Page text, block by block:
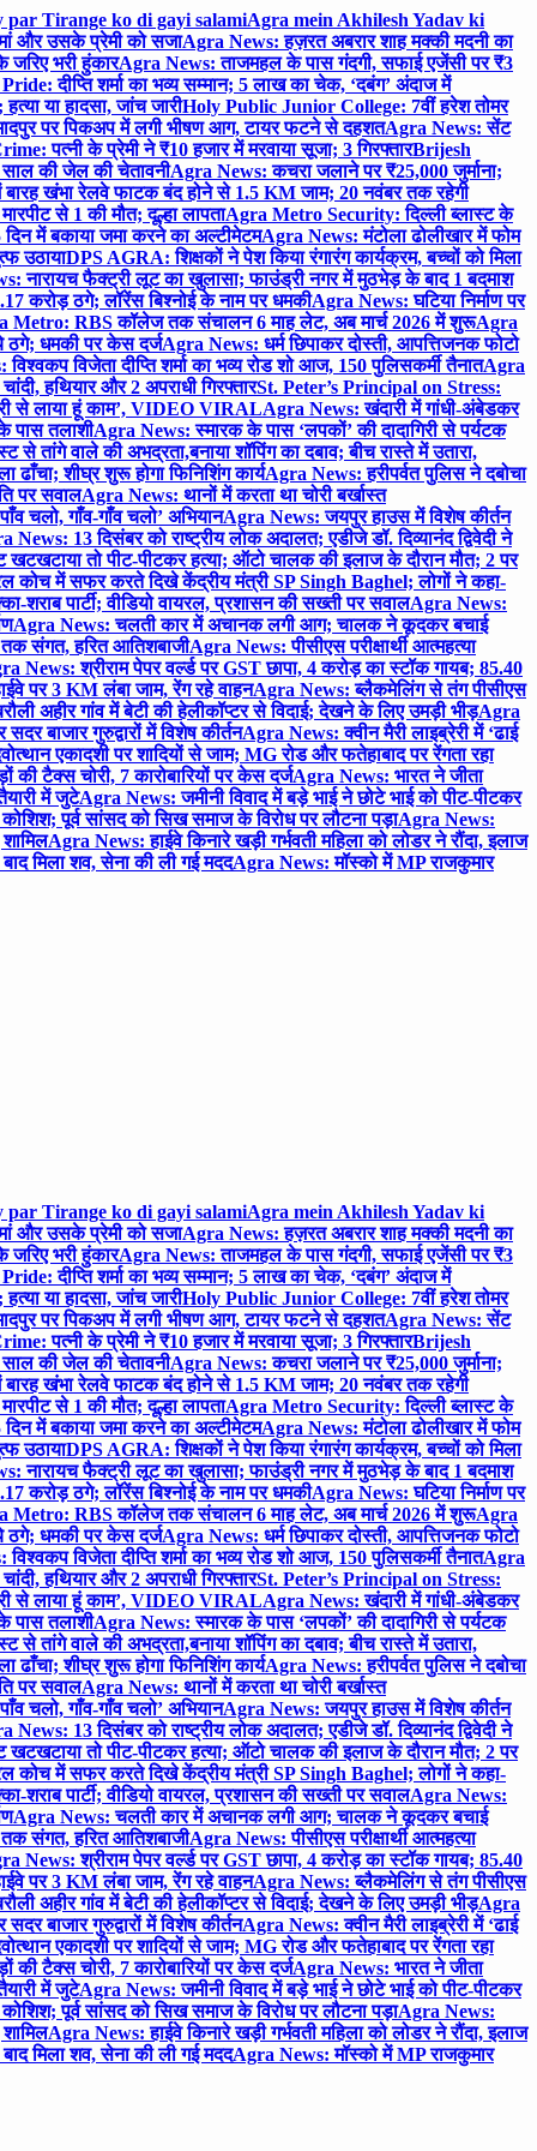
par Tirange ko di gayi salamiAgra mein Akhilesh Yadav ki
और उसके प्रेमी को सजाAgra News: हज़रत अबरार शाह मक्की मदनी का
भरी हुंकारAgra News: ताजमहल के पास गंदगी, सफाई एजेंसी पर ₹3
दीप्ति शर्मा का भव्य सम्मान; 5 लाख का चेक, ‘दबंग’ अंदाज में
या हादसा, जांच जारीHoly Public Junior College: 7वीं हरेश तोमर
पर पिकअप में लगी भीषण आग, टायर फटने से दहशतAgra News: सेंट
पत्नी के प्रेमी ने ₹10 हजार में मरवाया सूजा; 3 गिरफ्तारBrijesh
की जेल की चेतावनीAgra News: कचरा जलाने पर ₹25,000 जुर्माना;
खंभा रेलवे फाटक बंद होने से 1.5 KM जाम; 20 नवंबर तक रहेगी
से 1 की मौत; दूल्हा लापताAgra Metro Security: दिल्ली ब्लास्ट के
में बकाया जमा करने का अल्टीमेटमAgra News: मंटोला ढोलीखार में फोम
उठायाDPS AGRA: शिक्षकों ने पेश किया रंगारंग कार्यक्रम, बच्चों को मिला
नारायच फैक्ट्री लूट का खुलासा; फाउंड्री नगर में मुठभेड़ के बाद 1 बदमाश
करोड़ ठगे; लॉरेंस बिश्नोई के नाम पर धमकीAgra News: घटिया निर्माण पर
Metro: RBS कॉलेज तक संचालन 6 माह लेट, अब मार्च 2026 में शुरूAgra
ठगे; धमकी पर केस दर्जAgra News: धर्म छिपाकर दोस्ती, आपत्तिजनक फोटो
विजेता दीप्ति शर्मा का भव्य रोड शो आज, 150 पुलिसकर्मी तैनातAgra
हथियार और 2 अपराधी गिरफ्तारSt. Peter’s Principal on Stress:
से लाया हूं काम’, VIDEO VIRALAgra News: खंदारी में गांधी-अंबेडकर
पास तलाशीAgra News: स्मारक के पास ‘लपकों’ की दादागिरी से पर्यटक
तांगे वाले की अभद्रता,बनाया शॉपिंग का दबाव; बीच रास्ते में उतारा,
शीघ्र शुरू होगा फिनिशिंग कार्यAgra News: हरीपर्वत पुलिस ने दबोचा
पर सवालAgra News: थानों में करता था चोरी बर्खास्त
चलो, गाँव-गाँव चलो’ अभियानAgra News: जयपुर हाउस में विशेष कीर्तन
News: 13 दिसंबर को राष्ट्रीय लोक अदालत; एडीजे डॉ. दिव्यानंद द्विवेदी ने
तो पीट-पीटकर हत्या; ऑटो चालक की इलाज के दौरान मौत; 2 पर
कोच में सफर करते दिखे केंद्रीय मंत्री SP Singh Baghel; लोगों ने कहा-
पार्टी; वीडियो वायरल, प्रशासन की सख्ती पर सवालAgra News:
Agra News: चलती कार में अचानक लगी आग; चालक ने कूदकर बचाई
संगत, हरित आतिशबाजीAgra News: पीसीएस परीक्षार्थी आत्महत्या
News: श्रीराम पेपर वर्ल्ड पर GST छापा, 4 करोड़ का स्टॉक गायब; 85.40
पर 3 KM लंबा जाम, रेंग रहे वाहनAgra News: ब्लैकमेलिंग से तंग पीसीएस
अहीर गांव में बेटी की हेलीकॉप्टर से विदाई; देखने के लिए उमड़ी भीड़Agra
बाजार गुरुद्वारों में विशेष कीर्तनAgra News: क्वीन मैरी लाइब्रेरी में ‘ढाई
एकादशी पर शादियों से जाम; MG रोड और फतेहाबाद पर रेंगता रहा
टैक्स चोरी, 7 कारोबारियों पर केस दर्जAgra News: भारत ने जीता
में जुटेAgra News: जमीनी विवाद में बड़े भाई ने छोटे भाई को पीट-पीटकर
पूर्व सांसद को सिख समाज के विरोध पर लौटना पड़ाAgra News:
Agra News: हाईवे किनारे खड़ी गर्भवती महिला को लोडर ने रौंदा, इलाज
मिला शव, सेना की ली गई मददAgra News: मॉस्को में MP राजकुमार
par Tirange ko di gayi salamiAgra mein Akhilesh Yadav ki
और उसके प्रेमी को सजाAgra News: हज़रत अबरार शाह मक्की मदनी का
भरी हुंकारAgra News: ताजमहल के पास गंदगी, सफाई एजेंसी पर ₹3
दीप्ति शर्मा का भव्य सम्मान; 5 लाख का चेक, ‘दबंग’ अंदाज में
या हादसा, जांच जारीHoly Public Junior College: 7वीं हरेश तोमर
पर पिकअप में लगी भीषण आग, टायर फटने से दहशतAgra News: सेंट
पत्नी के प्रेमी ने ₹10 हजार में मरवाया सूजा; 3 गिरफ्तारBrijesh
की जेल की चेतावनीAgra News: कचरा जलाने पर ₹25,000 जुर्माना;
खंभा रेलवे फाटक बंद होने से 1.5 KM जाम; 20 नवंबर तक रहेगी
से 1 की मौत; दूल्हा लापताAgra Metro Security: दिल्ली ब्लास्ट के
में बकाया जमा करने का अल्टीमेटमAgra News: मंटोला ढोलीखार में फोम
उठायाDPS AGRA: शिक्षकों ने पेश किया रंगारंग कार्यक्रम, बच्चों को मिला
नारायच फैक्ट्री लूट का खुलासा; फाउंड्री नगर में मुठभेड़ के बाद 1 बदमाश
करोड़ ठगे; लॉरेंस बिश्नोई के नाम पर धमकीAgra News: घटिया निर्माण पर
Metro: RBS कॉलेज तक संचालन 6 माह लेट, अब मार्च 2026 में शुरूAgra
ठगे; धमकी पर केस दर्जAgra News: धर्म छिपाकर दोस्ती, आपत्तिजनक फोटो
विजेता दीप्ति शर्मा का भव्य रोड शो आज, 150 पुलिसकर्मी तैनातAgra
हथियार और 2 अपराधी गिरफ्तारSt. Peter’s Principal on Stress:
से लाया हूं काम’, VIDEO VIRALAgra News: खंदारी में गांधी-अंबेडकर
पास तलाशीAgra News: स्मारक के पास ‘लपकों’ की दादागिरी से पर्यटक
तांगे वाले की अभद्रता,बनाया शॉपिंग का दबाव; बीच रास्ते में उतारा,
शीघ्र शुरू होगा फिनिशिंग कार्यAgra News: हरीपर्वत पुलिस ने दबोचा
पर सवालAgra News: थानों में करता था चोरी बर्खास्त
चलो, गाँव-गाँव चलो’ अभियानAgra News: जयपुर हाउस में विशेष कीर्तन
News: 13 दिसंबर को राष्ट्रीय लोक अदालत; एडीजे डॉ. दिव्यानंद द्विवेदी ने
तो पीट-पीटकर हत्या; ऑटो चालक की इलाज के दौरान मौत; 2 पर
कोच में सफर करते दिखे केंद्रीय मंत्री SP Singh Baghel; लोगों ने कहा-
पार्टी; वीडियो वायरल, प्रशासन की सख्ती पर सवालAgra News:
Agra News: चलती कार में अचानक लगी आग; चालक ने कूदकर बचाई
संगत, हरित आतिशबाजीAgra News: पीसीएस परीक्षार्थी आत्महत्या
News: श्रीराम पेपर वर्ल्ड पर GST छापा, 4 करोड़ का स्टॉक गायब; 85.40
पर 3 KM लंबा जाम, रेंग रहे वाहनAgra News: ब्लैकमेलिंग से तंग पीसीएस
अहीर गांव में बेटी की हेलीकॉप्टर से विदाई; देखने के लिए उमड़ी भीड़Agra
बाजार गुरुद्वारों में विशेष कीर्तनAgra News: क्वीन मैरी लाइब्रेरी में ‘ढाई
एकादशी पर शादियों से जाम; MG रोड और फतेहाबाद पर रेंगता रहा
टैक्स चोरी, 7 कारोबारियों पर केस दर्जAgra News: भारत ने जीता
में जुटेAgra News: जमीनी विवाद में बड़े भाई ने छोटे भाई को पीट-पीटकर
पूर्व सांसद को सिख समाज के विरोध पर लौटना पड़ाAgra News:
Agra News: हाईवे किनारे खड़ी गर्भवती महिला को लोडर ने रौंदा, इलाज
मिला शव, सेना की ली गई मददAgra News: मॉस्को में MP राजकुमार